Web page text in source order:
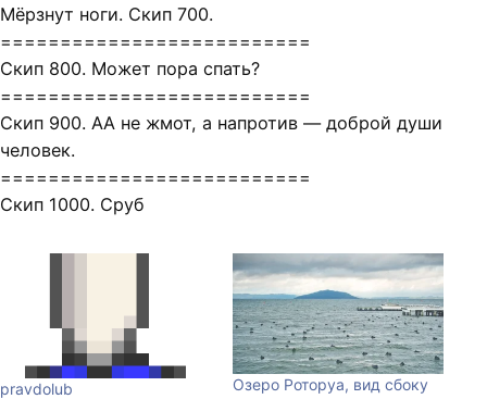
Мёрзнут ноги. Скип 700.
==========================
Скип 800. Может пора спать?
==========================
Скип 900. АА не жмот, а напротив — доброй души
человек.
==========================
Скип 1000. Сруб
pravdolub Озеро Роторуа, вид сбоку